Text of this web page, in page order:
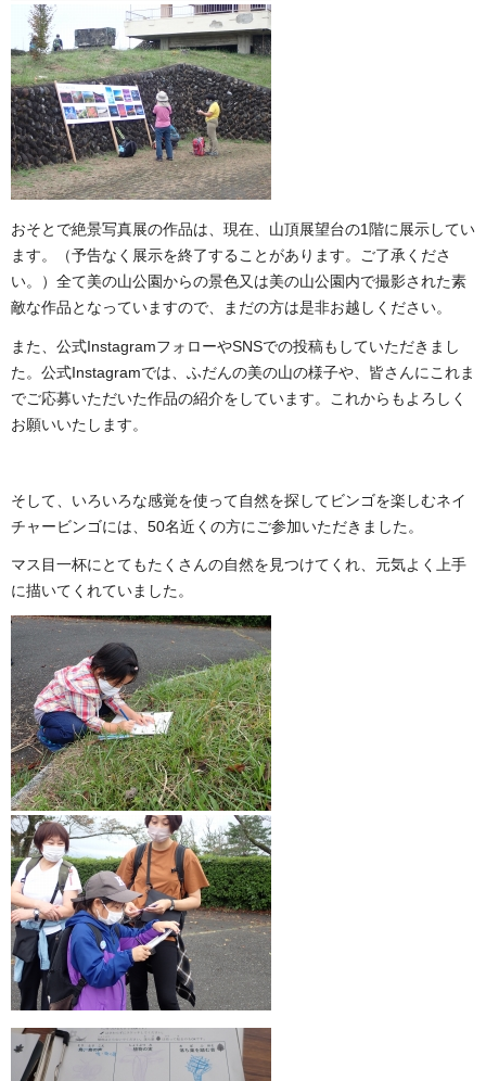
おそとで絶景写真展の作品は、現在、山頂展望台の1階に展示してい
ます。（予告なく展示を終了することがあります。ご了承くださ
い。）全て美の山公園からの景色又は美の山公園内で撮影された素
敵な作品となっていますので、まだの方は是非お越しください。
また、公式InstagramフォローやSNSでの投稿もしていただきまし
た。公式Instagramでは、ふだんの美の山の様子や、皆さんにこれま
でご応募いただいた作品の紹介をしています。これからもよろしく
お願いいたします。
そして、いろいろな感覚を使って自然を探してビンゴを楽しむネイ
チャービンゴには、50名近くの方にご参加いただきました。
マス目一杯にとてもたくさんの自然を見つけてくれ、元気よく上手
に描いてくれていました。